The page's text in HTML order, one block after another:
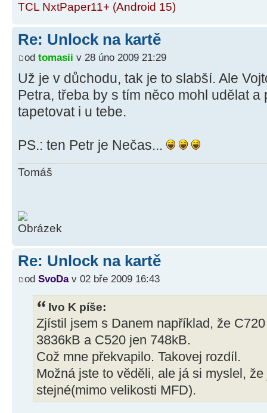
TCL NxtPaper11+ (Android 15)
Re: Unlock na kartě
od tomasii v 28 úno 2009 21:29
Už je v důchodu, tak je to slabší. Ale
Petra, třeba by s tím něco mohl udělat
tapetovat i u tebe.
PS.: ten Petr je Nečas...
Tomáš
Re: Unlock na kartě
od SvoDav 02 bře 2009 16:43
Ivo K píše:
Zjístil jsem s Danem například, že
3836kB a C520 jen 748kB.
Což mne překvapilo. Takovej rozdíl.
Možná jste to věděli, ale já si myslel,
stejné(mimo velikosti MFD).